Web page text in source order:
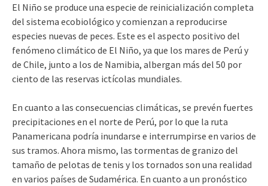
El Niño se produce una especie de reinicialización completa
del sistema ecobiológico y comienzan a reproducirse
especies nuevas de peces. Este es el aspecto positivo del
fenómeno climático de El Niño, ya que los mares de Perú y
de Chile, junto a los de Namibia, albergan más del 50 por
ciento de las reservas ictícolas mundiales.
En cuanto a las consecuencias climáticas, se prevén fuertes
precipitaciones en el norte de Perú, por lo que la ruta
Panamericana podría inundarse e interrumpirse en varios de
sus tramos. Ahora mismo, las tormentas de granizo del
tamaño de pelotas de tenis y los tornados son una realidad
en varios países de Sudamérica. En cuanto a un pronóstico